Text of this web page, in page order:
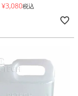
¥3,080税込